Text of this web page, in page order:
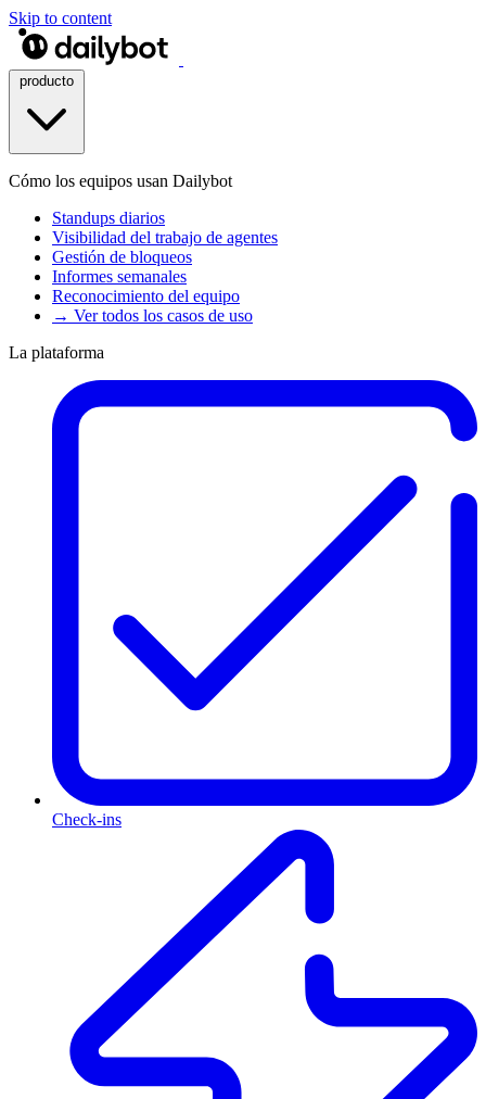
Skip to content
Cómo los equipos usan Dailybot
Standups diarios
Visibilidad del trabajo de agentes
Gestión de bloqueos
Informes semanales
Reconocimiento del equipo
→ Ver todos los casos de uso
La plataforma
Check-ins